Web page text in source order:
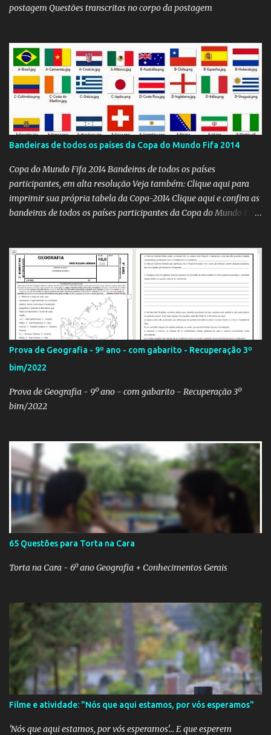
postagem Questões transcritas no corpo da postagem
Bandeiras de todos os países da Copa do Mundo Fifa 2014
Copa do Mundo Fifa 2014 Bandeiras de todos os países
participantes, em alta resolução Veja também: Clique aqui para
imprimir sua própria tabela da Copa-2014 Clique aqui e confira as
bandeiras de todos os países participantes da Copa do Mundo Fifa
Com um evento como a Copa do Mundo ocorrendo no Brasil,
independentemente se você seja do time 'Viva Copa' ou do time
'Não vai ter Copa', uma hora ou outra acaba precisando das
bandeiras dos países que participarão do evento (para exaltá-los
ou para estraçalhá-los). Principalmente se você for aluno ou
professor! Provavelmente sua escola fará alguma atividade
relacionada ao assunto. Aí, precisa correr para o Google Imagens,
achar a bandeira correta, com a resolução adequada... a maior
função. Eu sei porque já precisei fazer isso. Como deixei os
arquivos armazenados em cas...
Prova de Geografia - 9º ano - com gabarito - Recuperação 3º
bim/2022
Prova de Geografia - 9º ano - com gabarito - Recuperação 3º
bim/2022
65 Questões para Torta na Cara
Torta na Cara - 6º ano Geografia + Conhecimentos Gerais
Filme e atividade: "Nós que aqui estamos, por vós esperamos"
'Nós que aqui estamos, por vós esperamos'... E que esperem